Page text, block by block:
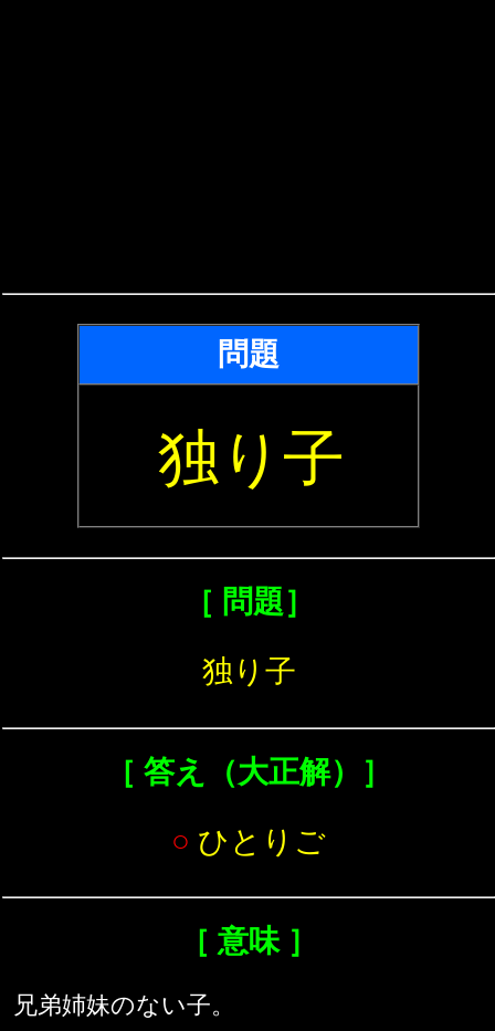
問題
独り子
［ 問題］
独り子
［ 答え（大正解）］
○ ひとりご
［ 意味 ］
兄弟姉妹のない子。